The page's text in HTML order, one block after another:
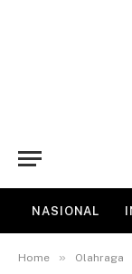
NASIONAL
Home » Olahraga